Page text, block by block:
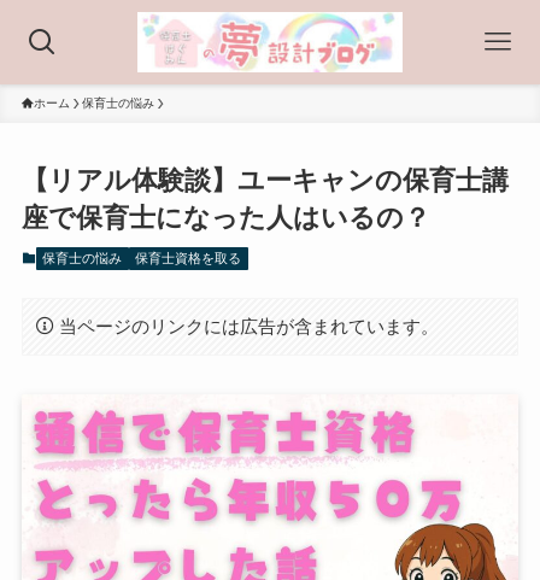
ホーム 保育士の悩み
【リアル体験談】ユーキャンの保育士講
座で保育士になった人はいるの？
保育士の悩み 保育士資格を取る
当ページのリンクには広告が含まれています。